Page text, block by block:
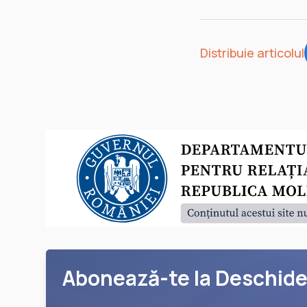
Distribuie articolul
Abonează-te la